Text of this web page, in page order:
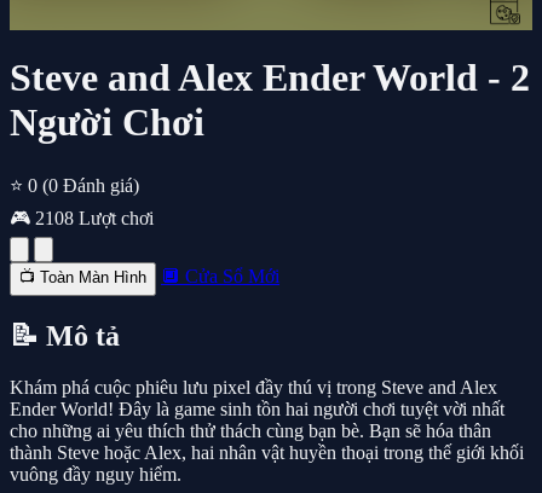
Steve and Alex Ender World - 2
Người Chơi
⭐ 0 (0 Đánh giá)
🎮 2108 Lượt chơi
📺 Toàn Màn Hình 🔲 Cửa Sổ Mới
📝 Mô tả
Khám phá cuộc phiêu lưu pixel đầy thú vị trong Steve and Alex
Ender World! Đây là game sinh tồn hai người chơi tuyệt vời nhất
cho những ai yêu thích thử thách cùng bạn bè. Bạn sẽ hóa thân
thành Steve hoặc Alex, hai nhân vật huyền thoại trong thế giới khối
vuông đầy nguy hiểm.